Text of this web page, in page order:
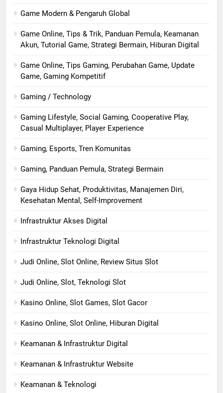
Game Modern & Pengaruh Global
Game Online, Tips & Trik, Panduan Pemula, Keamanan
Akun, Tutorial Game, Strategi Bermain, Hiburan Digital
Game Online, Tips Gaming, Perubahan Game, Update
Game, Gaming Kompetitif
Gaming / Technology
Gaming Lifestyle, Social Gaming, Cooperative Play,
Casual Multiplayer, Player Experience
Gaming, Esports, Tren Komunitas
Gaming, Panduan Pemula, Strategi Bermain
Gaya Hidup Sehat, Produktivitas, Manajemen Diri,
Kesehatan Mental, Self-Improvement
Infrastruktur Akses Digital
Infrastruktur Teknologi Digital
Judi Online, Slot Online, Review Situs Slot
Judi Online, Slot, Teknologi Slot
Kasino Online, Slot Games, Slot Gacor
Kasino Online, Slot Online, Hiburan Digital
Keamanan & Infrastruktur Digital
Keamanan & Infrastruktur Website
Keamanan & Teknologi